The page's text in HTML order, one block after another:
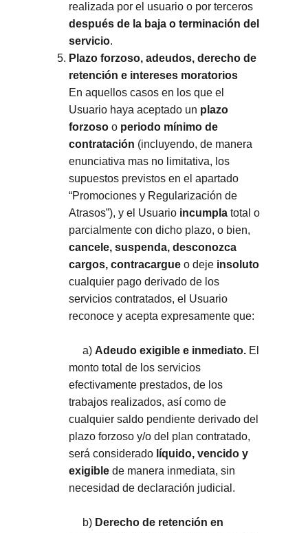
realizada por el usuario o por terceros
después de la baja o terminación del
servicio.
Plazo forzoso, adeudos, derecho de
retención e intereses moratorios
En aquellos casos en los que el
Usuario haya aceptado un plazo
forzoso o periodo mínimo de
contratación (incluyendo, de manera
enunciativa mas no limitativa, los
supuestos previstos en el apartado
“Promociones y Regularización de
Atrasos”), y el Usuario incumpla total o
parcialmente con dicho plazo, o bien,
cancele, suspenda, desconozca
cargos, contracargue o deje insoluto
cualquier pago derivado de los
servicios contratados, el Usuario
reconoce y acepta expresamente que:
     a)
Adeudo exigible e inmediato. El
monto total de los servicios
efectivamente prestados, de los
trabajos realizados, así como de
cualquier saldo pendiente derivado del
plazo forzoso y/o del plan contratado,
será considerado líquido, vencido y
exigible de manera inmediata, sin
necesidad de declaración judicial.
     b)
Derecho de retención en